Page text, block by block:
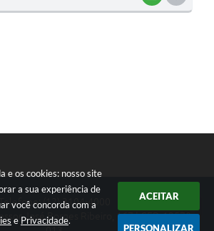
e os cookies: nosso site
a sua experiência de
você concorda com a
e Privacidade.
ACEITAR
PERSONALIZAR
Telefone: (12) 3104-4000
José Borges Ribeiro, 167 | CEP: 12570-